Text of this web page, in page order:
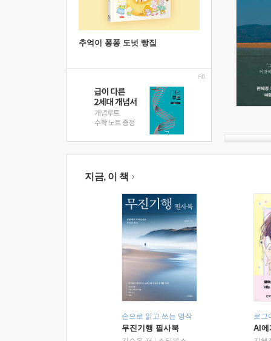
추억이 퐁퐁 도넛 빵집
지금, 이 책
손으로 읽고 쓰는 명작
무진기행 필사북
로그
AI에